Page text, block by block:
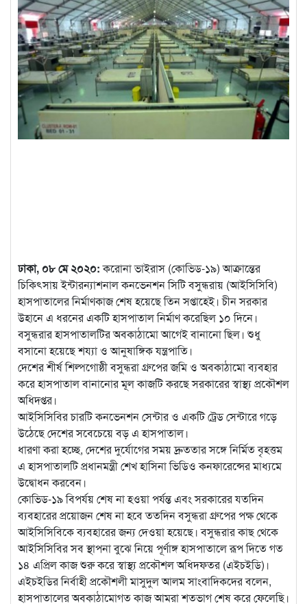
ঢাকা, ০৮ মে ২০২০:করোনা ভাইরাস (কোভিড-১৯) আক্রান্তের
চিকিৎসায় ইন্টারন্যাশনাল কনভেনশন সিটি বসুন্ধরায় (আইসিসিবি)
হাসপাতালের নির্মাণকাজ শেষ হয়েছে তিন সপ্তাহেই।চীন সরকার
উহানে এ ধরনের একটি হাসপাতাল নির্মাণ করেছিল ১০ দিনে।
বসুন্ধরার হাসপাতালটির অবকাঠামো আগেই বানানো ছিল। শুধু
বসানো হয়েছে শয্যা ও আনুষাঙ্গিক যন্ত্রপাতি।
দেশের শীর্ষ শিল্পগোষ্ঠী বসুন্ধরা গ্রুপের জমি ও অবকাঠামো ব্যবহার
করে হাসপাতাল বানানোর মূল কাজটি করছে সরকারের স্বাস্থ্য প্রকৌশল
অধিদপ্তর।
আইসিসিবির চারটি কনভেনশন সেন্টার ও একটি ট্রেড সেন্টারে গড়ে
উঠেছে দেশের সবেচেয়ে বড় এ হাসপাতাল।
ধারণা করা হচ্ছে, দেশের দুর্যোগের সময় দ্রুততার সঙ্গে নির্মিত বৃহত্তম
এ হাসপাতালটি প্রধানমন্ত্রী শেখ হাসিনা ভিডিও কনফারেন্সের মাধ্যমে
উদ্বোধন করবেন।
কোভিড-১৯ বিপর্যয় শেষ না হওয়া পর্যন্ত এবং সরকারের যতদিন
ব্যবহারের প্রয়োজন শেষ না হবে ততদিন বসুন্ধরা গ্রুপের পক্ষ থেকে
আইসিসিবিকে ব্যবহারের জন্য দেওয়া হয়েছে। বসুন্ধরার কাছ থেকে
আইসিসিবির সব স্থাপনা বুঝে নিয়ে পূর্ণাঙ্গ হাসপাতালে রূপ দিতে গত
১৪ এপ্রিল কাজ শুরু করে স্বাস্থ্য প্রকৌশল অধিদফতর (এইচইডি)।
এইচইডির নির্বাহী প্রকৌশলী মাসুদুল আলম সাংবাদিকদের বলেন,
হাসপাতালের অবকাঠামোগত কাজ আমরা শতভাগ শেষ করে ফেলেছি।